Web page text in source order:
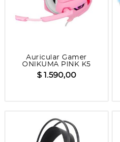
Auricular Gamer
ONIKUMA PINK K5
$ 1.590,00